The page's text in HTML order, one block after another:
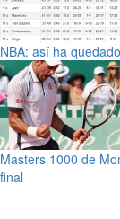
NBA: así ha
Masters 1000 de
final